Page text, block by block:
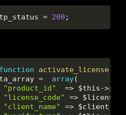
= 200 ;
function activate_license
= array(
"product_id"
=> $this->
"license_code"
=> $license
"client_name"
=> $client